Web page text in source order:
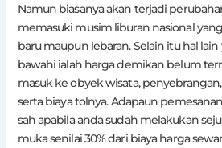
Namun biasanya akan terjadi
memasuki musim liburan nasional
baru maupun lebaran. Selain itu hal
bawahi ialah harga demikan belum
masuk ke obyek wisata,
serta biaya tolnya. Adapaun
sah apabila anda sudah melakukan
muka senilai 30% dari biaya harga